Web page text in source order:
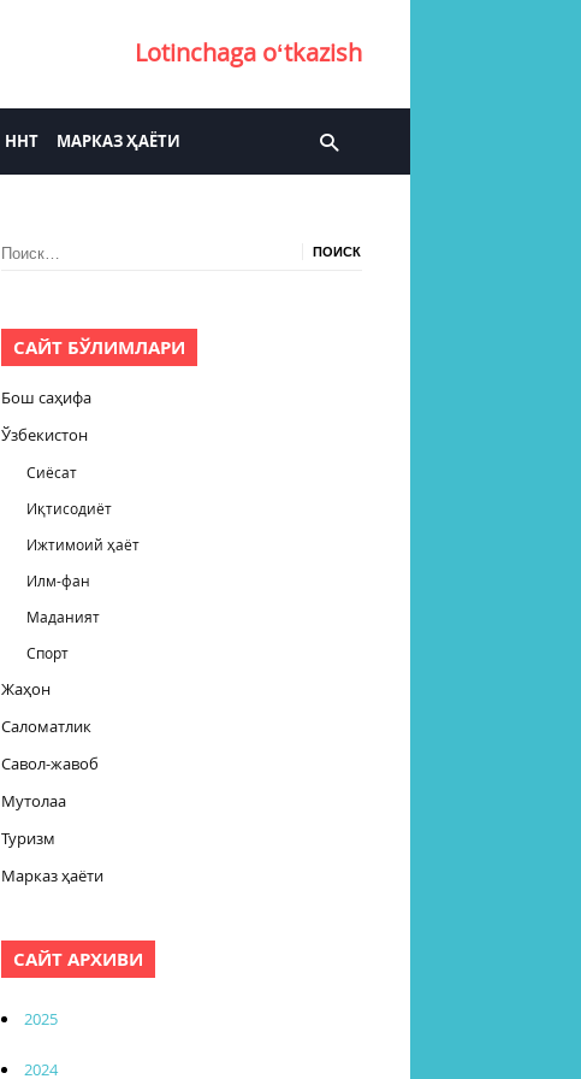
Lotinchaga oʻtkazish
ННТ МАРКАЗ ҲАЁТИ
Найти:
САЙТ БЎЛИМЛАРИ
Бош саҳифа
Ўзбекистон
Сиёсат
Иқтисодиёт
Ижтимоий ҳаёт
Илм-фан
Маданият
Спорт
Жаҳон
Саломатлик
Савол-жавоб
Мутолаа
Туризм
Марказ ҳаёти
САЙТ АРХИВИ
2025
2024